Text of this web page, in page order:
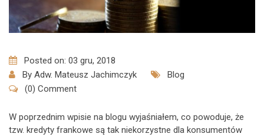
Posted on: 03 gru, 2018
By Adw. Mateusz Jachimczyk
Blog
(0) Comment
W poprzednim wpisie na blogu wyjaśniałem, co powoduje, że
tzw. kredyty frankowe są tak niekorzystne dla konsumentów